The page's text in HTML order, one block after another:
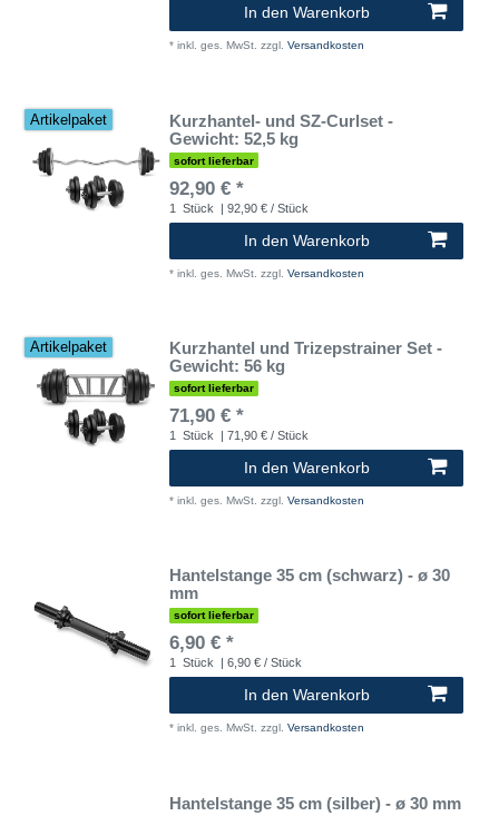
In den Warenkorb
* inkl. ges. MwSt. zzgl. Versandkosten
Artikelpaket
Kurzhantel- und SZ-Curlset -
Gewicht: 52,5 kg
sofort lieferbar
92,90 € *
1 Stück | 92,90 € / Stück
In den Warenkorb
* inkl. ges. MwSt. zzgl. Versandkosten
Artikelpaket
Kurzhantel und Trizepstrainer Set -
Gewicht: 56 kg
sofort lieferbar
71,90 € *
1 Stück | 71,90 € / Stück
In den Warenkorb
* inkl. ges. MwSt. zzgl. Versandkosten
Hantelstange 35 cm (schwarz) - ø 30
mm
sofort lieferbar
6,90 € *
1 Stück | 6,90 € / Stück
In den Warenkorb
* inkl. ges. MwSt. zzgl. Versandkosten
Hantelstange 35 cm (silber) - ø 30 mm